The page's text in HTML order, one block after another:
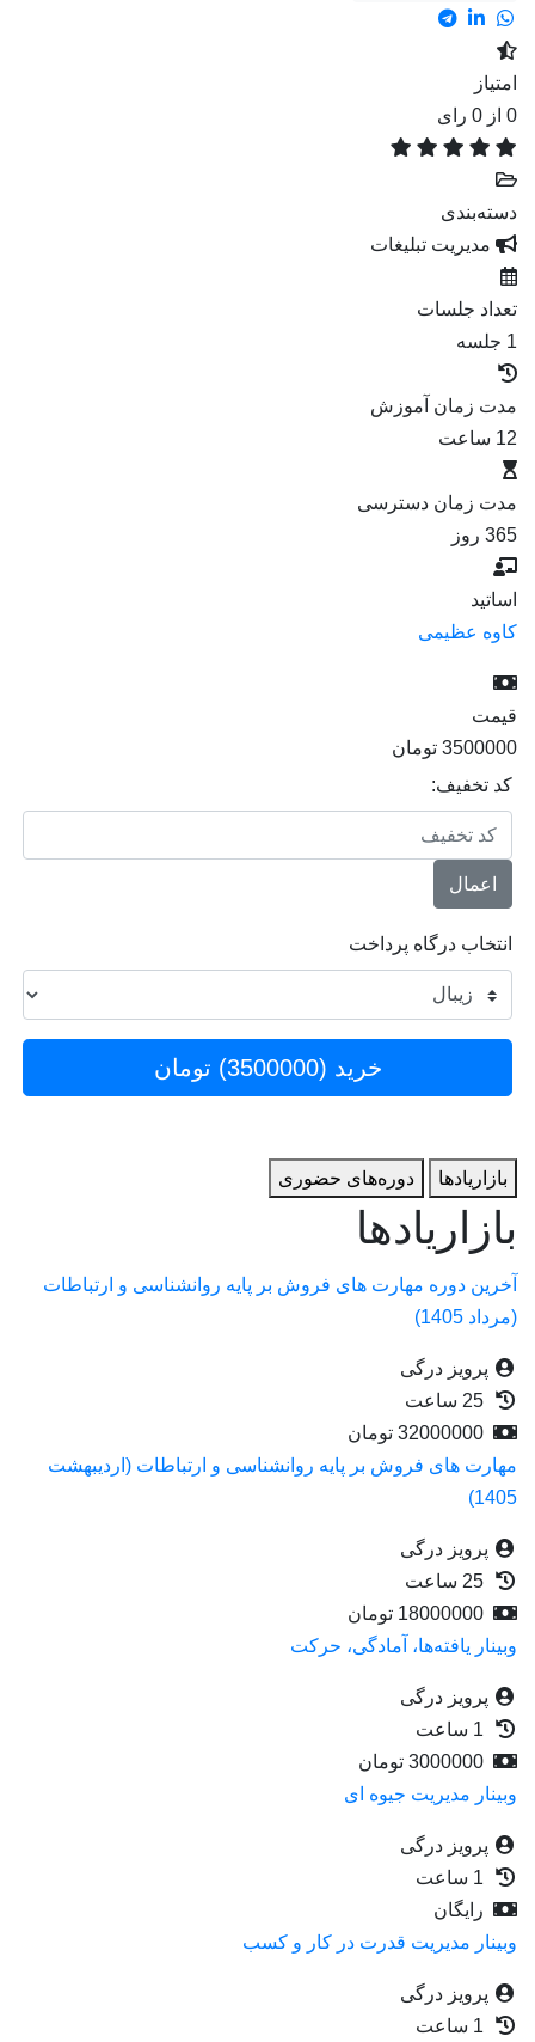
امتیاز
0 از 0 رای
دسته‌بندی
مدیریت تبلیغات
تعداد جلسات
1 جلسه
مدت زمان آموزش
12 ساعت
مدت زمان دسترسی
365 روز
اساتید
کاوه عظیمی
قیمت
3500000 تومان
کد تخفیف:
اعمال
انتخاب درگاه پرداخت
خرید (3500000) تومان
بازاریاد‌ها دوره‌های حضوری
بازاریاد‌ها
آخرین دوره مهارت های فروش بر پایه روانشناسی و ارتباطات
(مرداد 1405)
پرویز درگی
32000000 تومان
مهارت های فروش بر پایه روانشناسی و ارتباطات (اردیبهشت
1405)
پرویز درگی
18000000 تومان
وبینار یافته‌ها، آمادگی، حرکت
پرویز درگی
3000000 تومان
وبینار مدیریت جیوه ای
پرویز درگی
رایگان
وبینار مدیریت قدرت در کار و کسب
پرویز درگی